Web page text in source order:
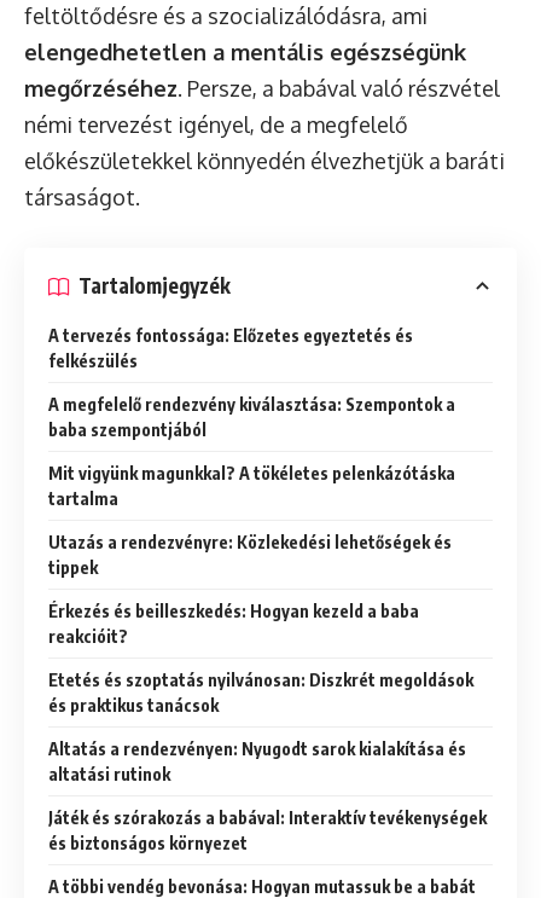
feltöltődésre és a szocializálódásra, ami
elengedhetetlen a mentális egészségünk
megőrzéséhez. Persze, a babával való részvétel
némi tervezést igényel, de a megfelelő
előkészületekkel könnyedén élvezhetjük a baráti
társaságot.
Tartalomjegyzék
A tervezés fontossága: Előzetes egyeztetés és
felkészülés
A megfelelő rendezvény kiválasztása: Szempontok a
baba szempontjából
Mit vigyünk magunkkal? A tökéletes pelenkázótáska
tartalma
Utazás a rendezvényre: Közlekedési lehetőségek és
tippek
Érkezés és beilleszkedés: Hogyan kezeld a baba
reakcióit?
Etetés és szoptatás nyilvánosan: Diszkrét megoldások
és praktikus tanácsok
Altatás a rendezvényen: Nyugodt sarok kialakítása és
altatási rutinok
Játék és szórakozás a babával: Interaktív tevékenységek
és biztonságos környezet
A többi vendég bevonása: Hogyan mutassuk be a babát